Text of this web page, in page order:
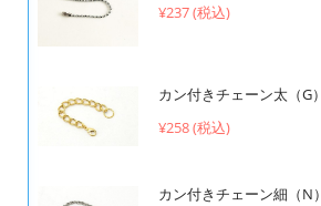
¥237 (税込)
カン付きチェーン太（G
¥258 (税込)
カン付きチェーン細（N